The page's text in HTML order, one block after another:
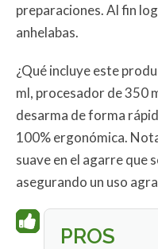
preparaciones. Al fin
anhelabas.
¿Qué incluye este
ml, procesador de 350
desarma de forma
100% ergonómica.
suave en el agarre que
asegurando un uso
PROS